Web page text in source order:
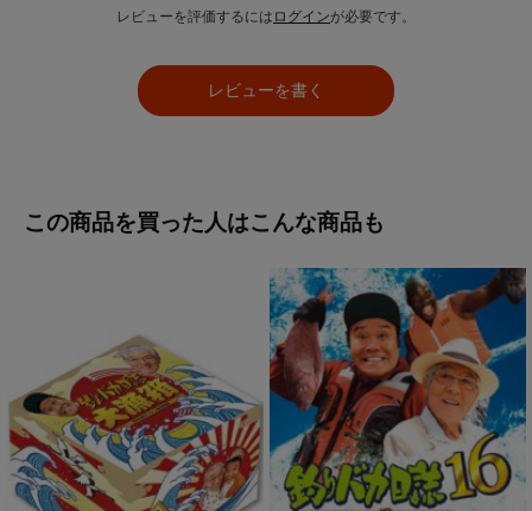
レビューを評価するには ログインが必要です。
レビューを書く
この商品を買った人はこんな商品も